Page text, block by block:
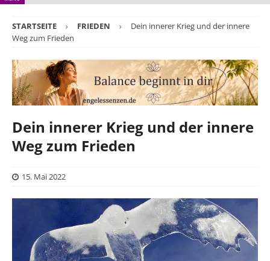
STARTSEITE FRIEDEN
Dein innerer Krieg und der innere
Weg zum Frieden
Dein innerer Krieg und der innere
Weg zum Frieden
15. Mai 2022